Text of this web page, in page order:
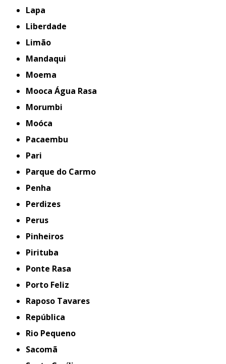
Lapa
Liberdade
Limão
Mandaqui
Moema
Mooca Água Rasa
Morumbi
Moóca
Pacaembu
Pari
Parque do Carmo
Penha
Perdizes
Perus
Pinheiros
Pirituba
Ponte Rasa
Porto Feliz
Raposo Tavares
República
Rio Pequeno
Sacomã